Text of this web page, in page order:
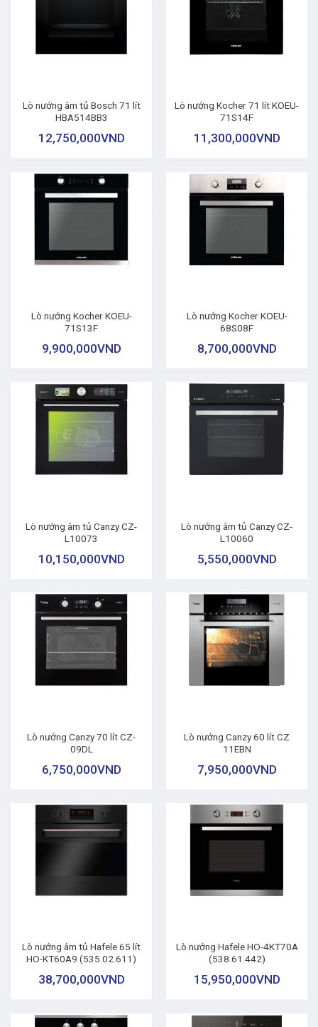
Lò nướng âm tủ Bosch 71 lít
HBA514BB3
12,750,000VND
Lò nướng Kocher 71 lít KOEU-
71S14F
11,300,000VND
Lò nướng Kocher KOEU-
71S13F
9,900,000VND
Lò nướng Kocher KOEU-
68S08F
8,700,000VND
Lò nướng âm tủ Canzy CZ-
L10073
10,150,000VND
Lò nướng âm tủ Canzy CZ-
L10060
5,550,000VND
Lò nướng Canzy 70 lít CZ-
09DL
6,750,000VND
Lò nướng Canzy 60 lít CZ
11EBN
7,950,000VND
Lò nướng âm tủ Hafele 65 lít
HO-KT60A9 (535.02.611)
38,700,000VND
Lò nướng Hafele HO-4KT70A
(538.61.442)
15,950,000VND